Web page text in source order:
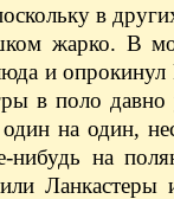
в
жарко. В
и
в поло
на один,
нибудь на